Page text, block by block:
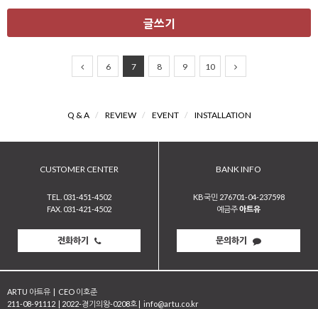
글쓰기
6 7 8 9 10
Q & A / REVIEW / EVENT / INSTALLATION
CUSTOMER CENTER
TEL. 031-451-4502
FAX. 031-421-4502
전화하기
BANK INFO
KB국민 276701-04-237598
예금주아트유
문의하기
ARTU 아트유 | CEO 이호준
211-08-91112 | 2022-경기의왕-0208호 | info@artu.co.kr